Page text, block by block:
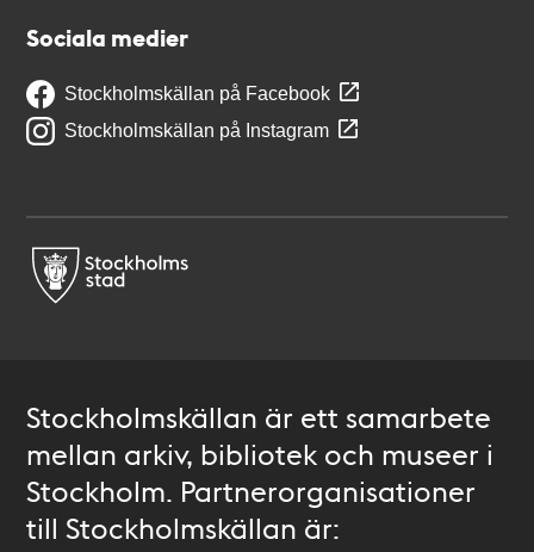
Sociala medier
Stockholmskällan på Facebook
Stockholmskällan på Instagram
Stockholmskällan är ett samarbete
mellan arkiv, bibliotek och museer i
Stockholm. Partnerorganisationer
till Stockholmskällan är: